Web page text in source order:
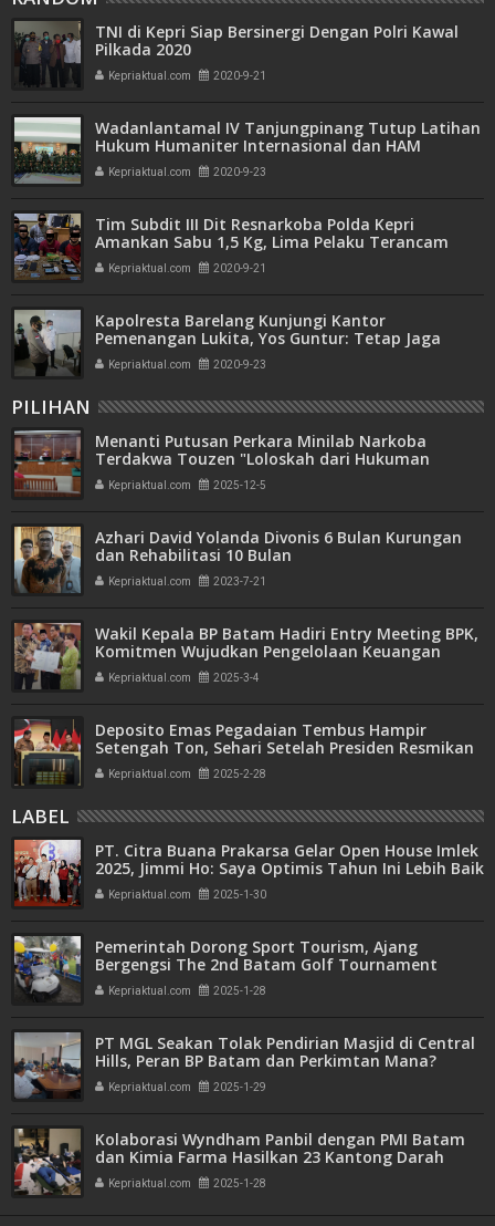
TNI di Kepri Siap Bersinergi Dengan Polri Kawal
Pilkada 2020
Kepriaktual.com 2020-9-21
Wadanlantamal IV Tanjungpinang Tutup Latihan
Hukum Humaniter Internasional dan HAM
Kepriaktual.com 2020-9-23
Tim Subdit III Dit Resnarkoba Polda Kepri
Amankan Sabu 1,5 Kg, Lima Pelaku Terancam
Hukuman Mati
Kepriaktual.com 2020-9-21
Kapolresta Barelang Kunjungi Kantor
Pemenangan Lukita, Yos Guntur: Tetap Jaga
Protokol Kesehatan
Kepriaktual.com 2020-9-23
PILIHAN
Menanti Putusan Perkara Minilab Narkoba
Terdakwa Touzen "Loloskah dari Hukuman
Seumur Hidup atau Mati"
Kepriaktual.com 2025-12-5
Azhari David Yolanda Divonis 6 Bulan Kurungan
dan Rehabilitasi 10 Bulan
Kepriaktual.com 2023-7-21
Wakil Kepala BP Batam Hadiri Entry Meeting BPK,
Komitmen Wujudkan Pengelolaan Keuangan
Transparan dan Akuntabel
Kepriaktual.com 2025-3-4
Deposito Emas Pegadaian Tembus Hampir
Setengah Ton, Sehari Setelah Presiden Resmikan
Bank Emas
Kepriaktual.com 2025-2-28
LABEL
PT. Citra Buana Prakarsa Gelar Open House Imlek
2025, Jimmi Ho: Saya Optimis Tahun Ini Lebih Baik
dari Tahun Sebelumnya
Kepriaktual.com 2025-1-30
Pemerintah Dorong Sport Tourism, Ajang
Bergengsi The 2nd Batam Golf Tournament
Berhadiah Fantastis Siap Digelar
Kepriaktual.com 2025-1-28
PT MGL Seakan Tolak Pendirian Masjid di Central
Hills, Peran BP Batam dan Perkimtan Mana?
Kepriaktual.com 2025-1-29
Kolaborasi Wyndham Panbil dengan PMI Batam
dan Kimia Farma Hasilkan 23 Kantong Darah
Kepriaktual.com 2025-1-28